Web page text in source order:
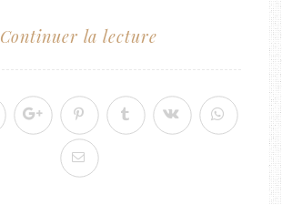
Continuer la lecture